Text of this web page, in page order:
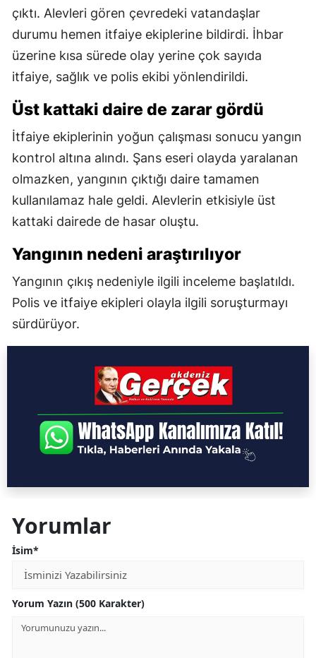
çıktı. Alevleri gören çevredeki vatandaşlar
durumu hemen itfaiye ekiplerine bildirdi. İhbar
üzerine kısa sürede olay yerine çok sayıda
itfaiye, sağlık ve polis ekibi yönlendirildi.
Üst kattaki daire de zarar gördü
İtfaiye ekiplerinin yoğun çalışması sonucu yangın
kontrol altına alındı. Şans eseri olayda yaralanan
olmazken, yangının çıktığı daire tamamen
kullanılamaz hale geldi. Alevlerin etkisiyle üst
kattaki dairede de hasar oluştu.
Yangının nedeni araştırılıyor
Yangının çıkış nedeniyle ilgili inceleme başlatıldı.
Polis ve itfaiye ekipleri olayla ilgili soruşturmayı
sürdürüyor.
Yorumlar
İsim*
Yorum Yazın (500 Karakter)